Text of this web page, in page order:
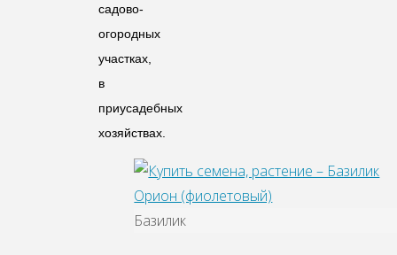
садово-
огородных
участках,
в
приусадебных
хозяйствах.
Базилик